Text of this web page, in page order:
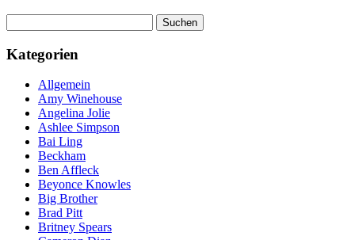
nach:
Kategorien
Allgemein
Amy Winehouse
Angelina Jolie
Ashlee Simpson
Bai Ling
Beckham
Ben Affleck
Beyonce Knowles
Big Brother
Brad Pitt
Britney Spears